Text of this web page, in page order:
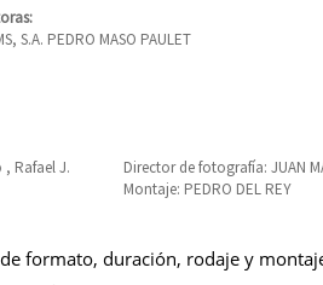
S.A. PEDRO MASO PAULET
Rafael J.
Director de fotografía: JUAN
Montaje: PEDRO DEL REY
formato, duración, rodaje y